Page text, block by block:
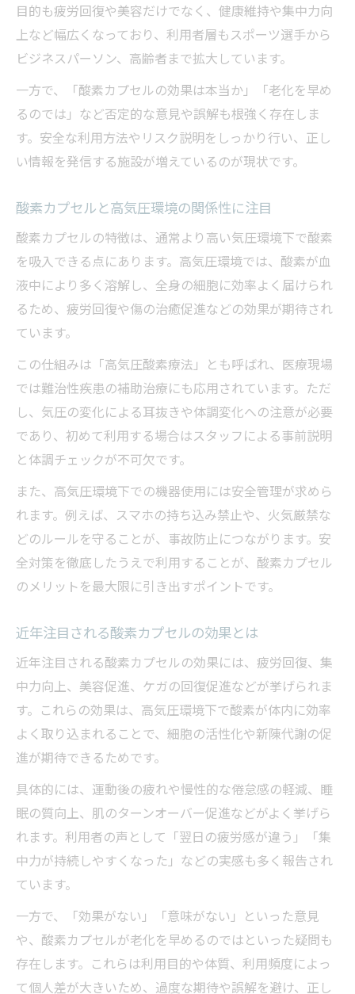
目的も疲労回復や美容だけでなく、健康維持や集中力向
上など幅広くなっており、利用者層もスポーツ選手から
ビジネスパーソン、高齢者まで拡大しています。
一方で、「酸素カプセルの効果は本当か」「老化を早め
るのでは」など否定的な意見や誤解も根強く存在しま
す。安全な利用方法やリスク説明をしっかり行い、正し
い情報を発信する施設が増えているのが現状です。
酸素カプセルと高気圧環境の関係性に注目
酸素カプセルの特徴は、通常より高い気圧環境下で酸素
を吸入できる点にあります。高気圧環境では、酸素が血
液中により多く溶解し、全身の細胞に効率よく届けられ
るため、疲労回復や傷の治癒促進などの効果が期待され
ています。
この仕組みは「高気圧酸素療法」とも呼ばれ、医療現場
では難治性疾患の補助治療にも応用されています。ただ
し、気圧の変化による耳抜きや体調変化への注意が必要
であり、初めて利用する場合はスタッフによる事前説明
と体調チェックが不可欠です。
また、高気圧環境下での機器使用には安全管理が求めら
れます。例えば、スマホの持ち込み禁止や、火気厳禁な
どのルールを守ることが、事故防止につながります。安
全対策を徹底したうえで利用することが、酸素カプセル
のメリットを最大限に引き出すポイントです。
近年注目される酸素カプセルの効果とは
近年注目される酸素カプセルの効果には、疲労回復、集
中力向上、美容促進、ケガの回復促進などが挙げられま
す。これらの効果は、高気圧環境下で酸素が体内に効率
よく取り込まれることで、細胞の活性化や新陳代謝の促
進が期待できるためです。
具体的には、運動後の疲れや慢性的な倦怠感の軽減、睡
眠の質向上、肌のターンオーバー促進などがよく挙げら
れます。利用者の声として「翌日の疲労感が違う」「集
中力が持続しやすくなった」などの実感も多く報告され
ています。
一方で、「効果がない」「意味がない」といった意見
や、酸素カプセルが老化を早めるのではといった疑問も
存在します。これらは利用目的や体質、利用頻度によっ
て個人差が大きいため、過度な期待や誤解を避け、正し